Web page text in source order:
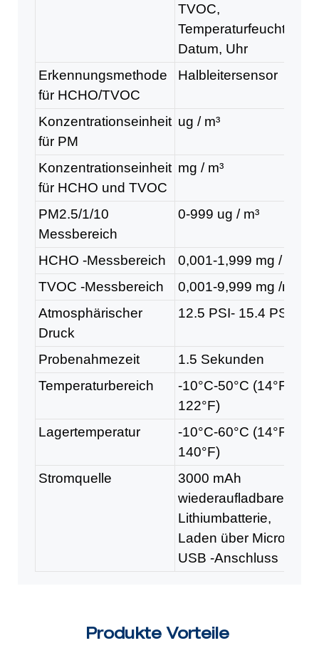
TVOC,
Datum, Uhr
Erkennungsmethode
für HCHO/TVOC
Halbleitersensor
Konzentrationseinheit
für PM
ug / m³
Konzentrationseinheit
für HCHO und TVOC
mg / m³
PM2.5/1/10
Messbereich
0-999 ug / m³
HCHO -Messbereich
0,001-1,999 mg / m³
TVOC -Messbereich
0,001-9,999 mg /m
Atmosphärischer
Druck
12.5 PSI- 15.4 PSI
Probenahmezeit
1.5 Sekunden
Temperaturbereich
-10°C-50°C (14°F-
122°F)
Lagertemperatur
-10°C-60°C (14°F-
140°F)
Stromquelle
3000 mAh
wiederaufladbare
Lithiumbatterie,
Laden über Micro -
USB -Anschluss
Produkte Vorteile